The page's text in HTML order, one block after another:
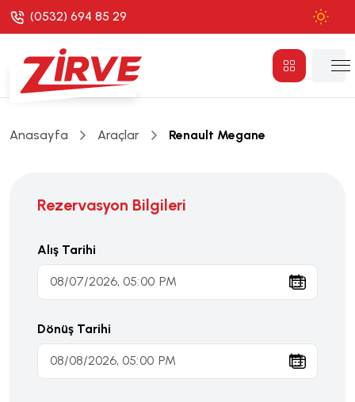
(0532) 694 85 29
Anasayfa Araçlar Renault Megane
Rezervasyon Bilgileri
Alış Tarihi
Dönüş Tarihi